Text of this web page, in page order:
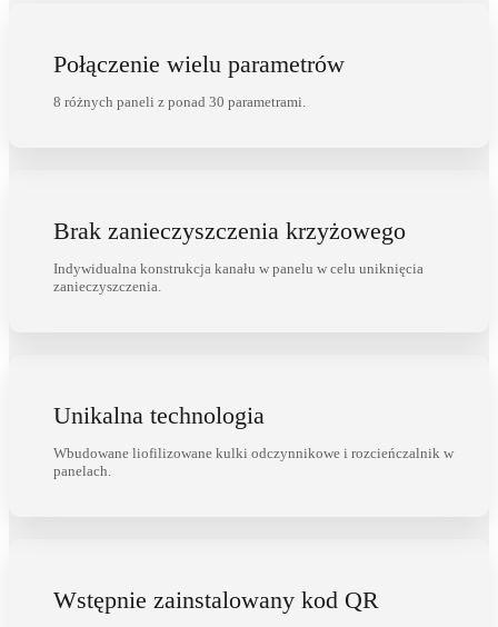
Połączenie wielu parametrów
8 różnych paneli z ponad 30 parametrami.
Brak zanieczyszczenia krzyżowego
Indywidualna konstrukcja kanału w panelu w celu uniknięcia
zanieczyszczenia.
Unikalna technologia
Wbudowane liofilizowane kulki odczynnikowe i rozcieńczalnik w
panelach.
Wstępnie zainstalowany kod QR